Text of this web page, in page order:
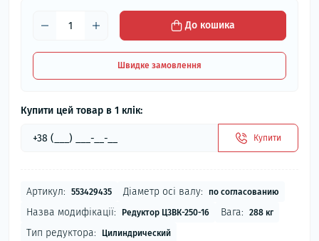
До кошика
Швидке замовлення
Купити цей товар в 1 клік:
Купити
Артикул: 553429435 Діаметр осі валу: по согласованию
Назва модифікації: Редуктор Ц3ВК-250-16 Вага: 288 кг
Тип редуктора: Цилиндрический